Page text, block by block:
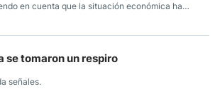
en cuenta que la situación económica ha
bajos en casi 50 años, las expectativas de las
de tasas. Si no tuvieran una expectativa
se tomaron un respiro
señales.